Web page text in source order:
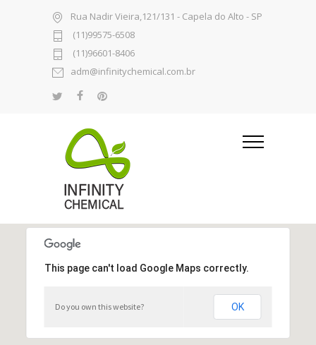
Rua Nadir Vieira,121/131 - Capela do Alto - SP
(11)99575-6508
(11)96601-8406
adm@infinitychemical.com.br
This page can't load Google Maps correctly.
Do you own this website? OK